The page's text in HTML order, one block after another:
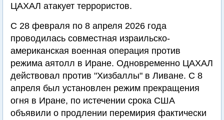
ЦАХАЛ атакует террористов.
С 28 февраля по 8 апреля 2026 года
проводилась совместная израильско-
американская военная операция против
режима аятолл в Иране. Одновременно ЦАХАЛ
действовал против "Хизбаллы" в Ливане. С 8
апреля был установлен режим прекращения
огня в Иране, по истечении срока США
объявили о продлении перемирия фактически